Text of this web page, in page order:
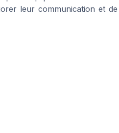
leur communication et